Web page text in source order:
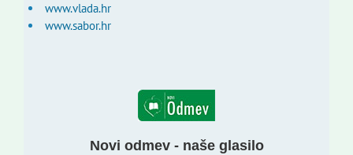
www.vlada.hr
www.sabor.hr
Novi odmev - naše glasilo